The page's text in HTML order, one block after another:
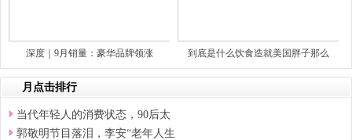
深度｜9月销量：豪华品牌领涨 到底是什么饮食造就美国胖子那么
月点击排行
当代年轻人的消费状态，90后太
郭敬明节目落泪，李安“老年人生